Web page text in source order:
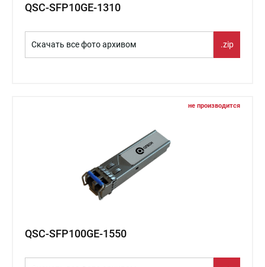
QSC-SFP10GE-1310
Скачать все фото архивом .zip
не производится
QSC-SFP100GE-1550